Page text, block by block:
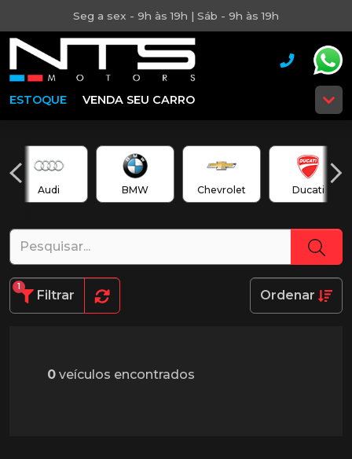
Seg a sex - 9h às 19h | Sáb - 9h às 19h
ESTOQUE VENDA SEU CARRO
Audi BMW Chevrolet Ducati
Filtrar
1
Ordenar
0 veículos encontrados